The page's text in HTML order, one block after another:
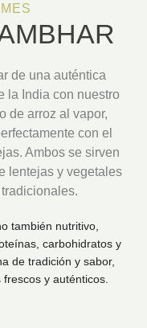
de una auténtica
la India con nuestro
de arroz al vapor,
con el
Ambos se sirven
lentejas y vegetales
también nutritivo,
carbohidratos y
de tradición y sabor,
y auténticos.